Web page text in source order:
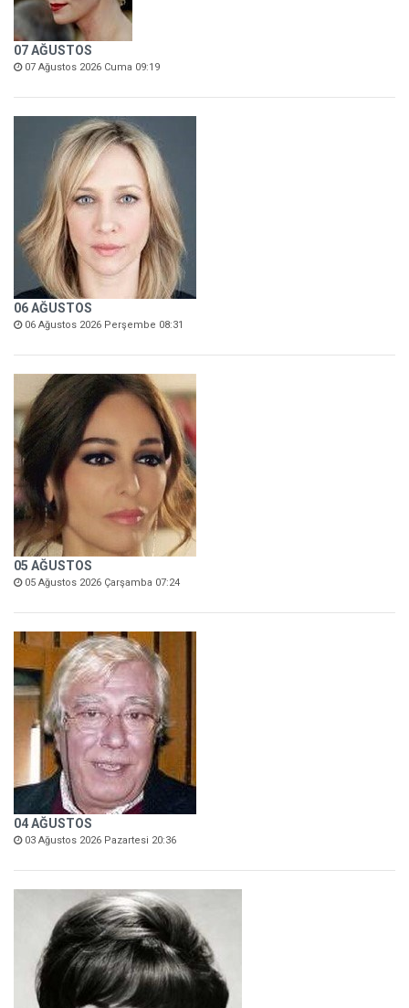
07 AĞUSTOS
07 Ağustos 2026 Cuma 09:19
06 AĞUSTOS
06 Ağustos 2026 Perşembe 08:31
05 AĞUSTOS
05 Ağustos 2026 Çarşamba 07:24
04 AĞUSTOS
03 Ağustos 2026 Pazartesi 20:36